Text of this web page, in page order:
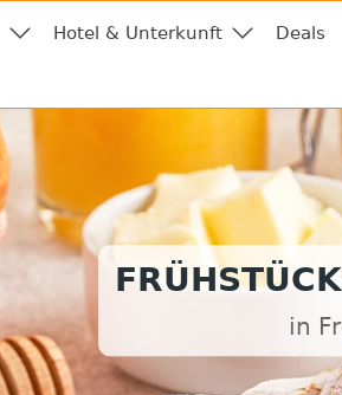
Hotel & Unterkunft Deals
in